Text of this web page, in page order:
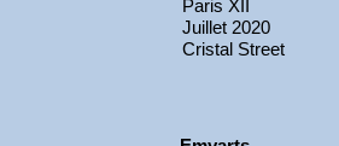
Paris XII
Juillet 2020
Cristal Street